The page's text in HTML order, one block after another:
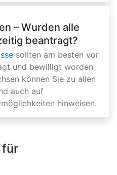
– Wurden alle
beantragt?
sollten am besten vor
und bewilligt worden
können Sie zu allen
auch auf
hinweisen.
für